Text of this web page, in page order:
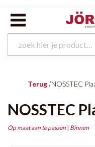
Terug |NOSSTEC
NOSSTEC
Op maat aan te passen | Binnen